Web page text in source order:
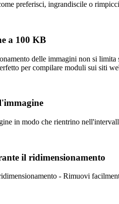
preferisci, ingrandiscile o
a 100 KB
delle immagini non si
per compilare moduli sui siti
in modo che rientrino
il ridimensionamento
- Rimuovi